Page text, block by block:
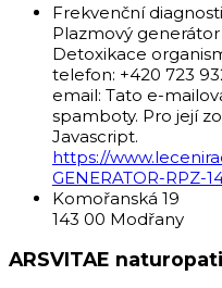
Frekvenční
Plazmový generátor
Detoxikace
telefon: +420 723
email: Tato e-
spamboty. Pro její
Javascript.
https://
GENERATOR-RPZ-
Komořanská 19
143 00 Modřany
ARSVITAE